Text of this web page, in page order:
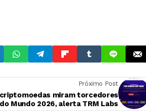
Próximo Post
miram torcedores
Mundo 2026, alerta TRM Labs